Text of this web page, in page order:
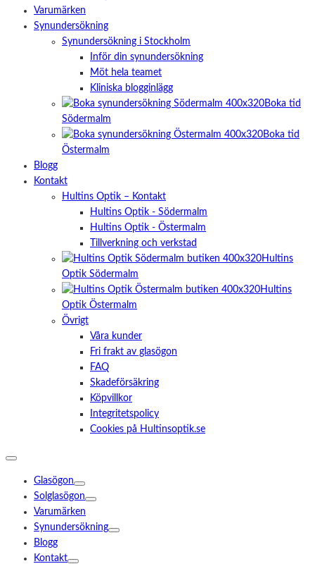
Varumärken
Synundersökning
Synundersökning i Stockholm
Inför din synundersökning
Möt hela teamet
Kliniska blogginlägg
Boka tid
Södermalm
Boka tid
Östermalm
Blogg
Kontakt
Hultins Optik – Kontakt
Hultins Optik - Södermalm
Hultins Optik - Östermalm
Tillverkning och verkstad
Hultins
Optik Södermalm
Hultins
Optik Östermalm
Övrigt
Våra kunder
Fri frakt av glasögon
FAQ
Skadeförsäkring
Köpvillkor
Integritetspolicy
Cookies på Hultinsoptik.se
Glasögon
Solglasögon
Varumärken
Synundersökning
Blogg
Kontakt